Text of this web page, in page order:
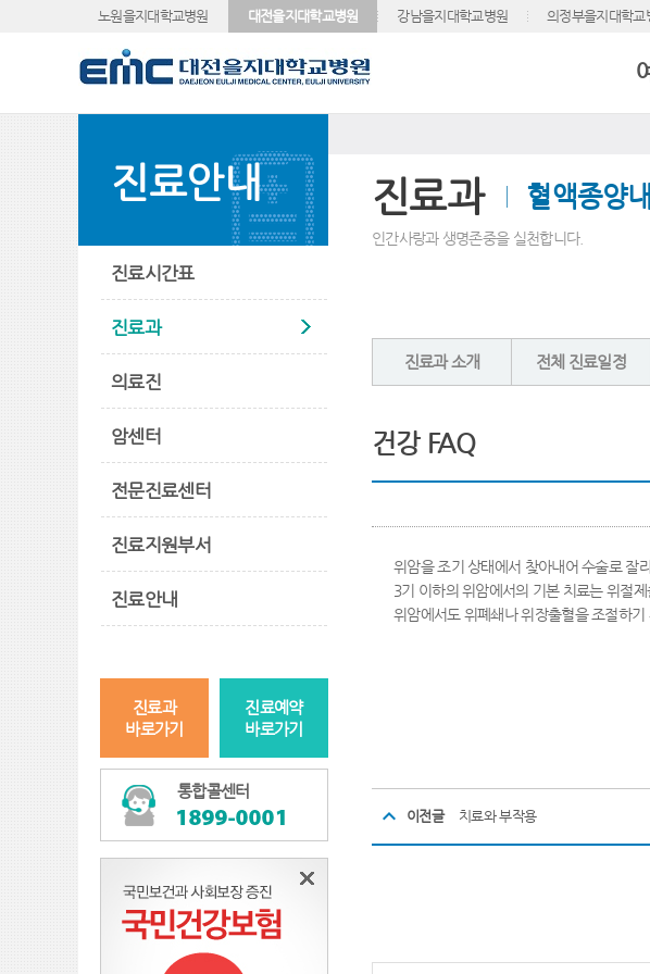
노원을지대학교병원 대전을지대학교병원 강남을지대학교병원 의정부을지대학교
진료안내
진료시간표
진료과
의료진
암센터
전문진료센터
진료지원부서
진료안내
진료과
바로가기
진료예약
바로가기
통합콜센터
진료과 혈액종양
인간사랑과 생명존중을 실천합니다.
진료과 소개 전체 진료일정
건강 FAQ
위암을 조기 상태에서 찾아내어 수술로 잘
3기 이하의 위암에서의 기본 치료는 위절
위암에서도 위폐쇄나 위장출혈을 조절하
이전글 치료와 부작용